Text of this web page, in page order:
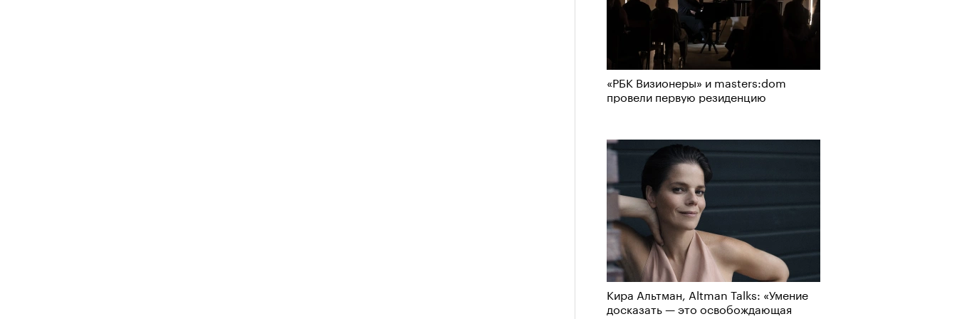
«РБК Визионеры» и masters:dom
провели первую резиденцию
Кира Альтман, Altman Talks: «Умение
досказать — это освобождающая